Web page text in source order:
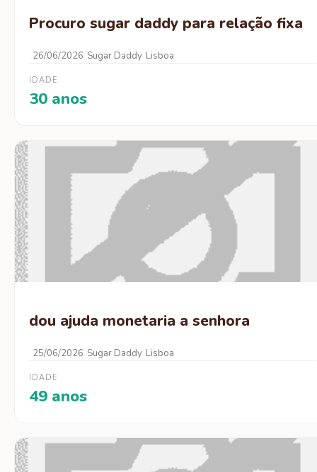
Procuro sugar daddy para relação fixa
26/06/2026 Sugar Daddy Lisboa
IDADE
30 anos
dou ajuda monetaria a senhora
25/06/2026 Sugar Daddy Lisboa
IDADE
49 anos